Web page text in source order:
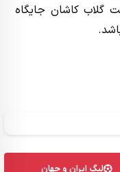
گلاب کاشان جایگاه
لیگ ایران و جهان